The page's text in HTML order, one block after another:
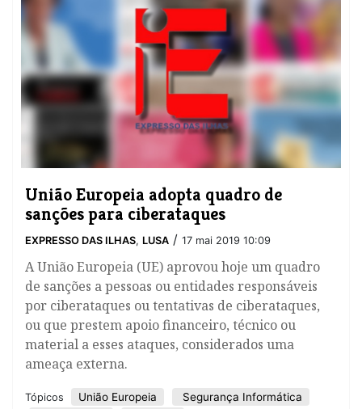
União Europeia adopta quadro de
sanções para ciberataques
EXPRESSO DAS ILHAS, LUSA / 17 mai 2019 10:09
A União Europeia (UE) aprovou hoje um quadro
de sanções a pessoas ou entidades responsáveis
por ciberataques ou tentativas de ciberataques,
ou que prestem apoio financeiro, técnico ou
material a esses ataques, considerados uma
ameaça externa.
Tópicos União Europeia
Segurança Informática